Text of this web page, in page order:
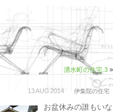
湧水町の住宅.3 »
13AUG2014 伊集院の住宅
お盆休みの誰もいな